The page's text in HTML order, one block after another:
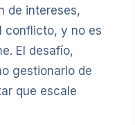
de intereses,
conflicto, y no es
El desafío,
gestionarlo de
que escale